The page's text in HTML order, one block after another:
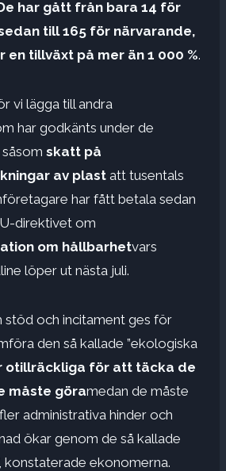
har gått från bara 14 för
till 165 för närvarande,
tillväxt på mer än 1 000 %.
vi lägga till andra
har godkänts under de
skatt på
av plast att tusentals
har fått betala sedan
direktivet om
om hållbarhetvars
löper ut nästa juli.
stöd och incitament ges för
den så kallade ”ekologiska
otillräckliga för att täcka de
måste göramedan de måste
administrativa hinder och
ökar genom de så kallade
konstaterade ekonomerna.